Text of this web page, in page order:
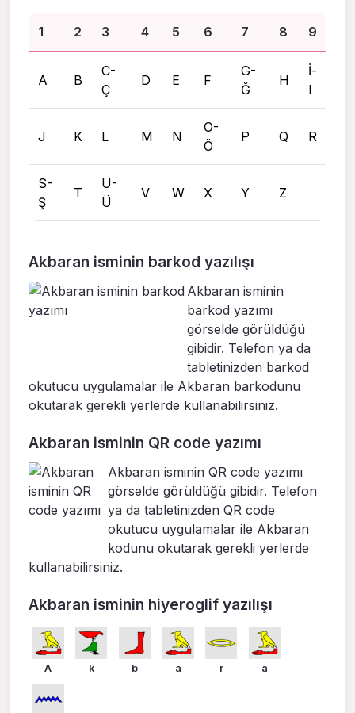
1 2 3 4 5 6 7 8 9
A B
C-
Ç
D E F
G-
Ğ
H
İ-
I
J K L M N
O-
Ö
P Q R
S-
Ş
T
U-
Ü
V W X Y Z
Akbaran isminin barkod yazılışı
Akbaran isminin
barkod yazımı
görselde görüldüğü
gibidir. Telefon ya da
tabletinizden barkod
okutucu uygulamalar ile Akbaran barkodunu
okutarak gerekli yerlerde kullanabilirsiniz.
Akbaran isminin QR code yazımı
Akbaran isminin QR code yazımı
görselde görüldüğü gibidir. Telefon
ya da tabletinizden QR code
okutucu uygulamalar ile Akbaran
kodunu okutarak gerekli yerlerde
kullanabilirsiniz.
Akbaran isminin hiyeroglif yazılışı
A k b a r a